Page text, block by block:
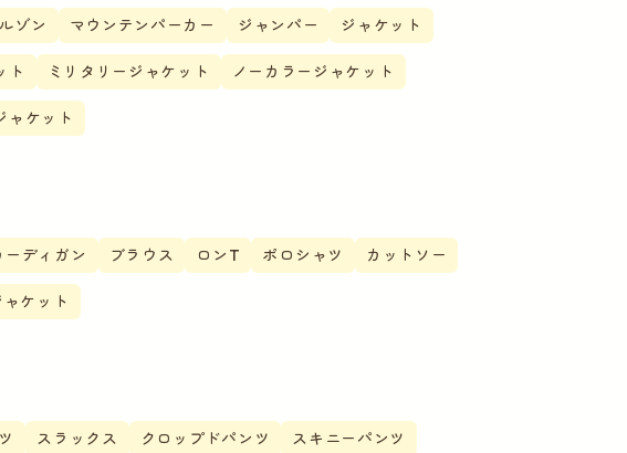
ゾン マウンテンパーカー ジャンパー ジャケット
ト ミリタリージャケット ノーカラージャケット
ャケット
ーディガン ブラウス ロンT ポロシャツ カットソー
ャケット
スラックス クロップドパンツ スキニーパンツ